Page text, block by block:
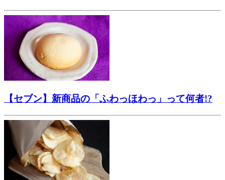
【セブン】新商品の「ふわっほわっ」って何者!?